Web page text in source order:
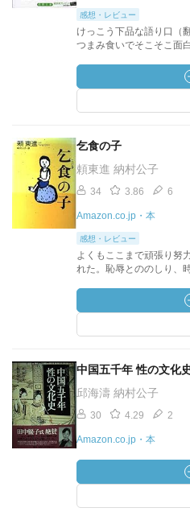
感想・レビュー
けっこう下品な語り口（
つまみ食いでそこそこ面
乞食の子
頼東進 納村公子
34 3.86 6
Amazon.co.jp・本
感想・レビュー
よくもここまで頑張り努
れた。恥辱とののしり、
中国五千年 性の文化
邱海濤 納村公子
30 4.29 2
Amazon.co.jp・本